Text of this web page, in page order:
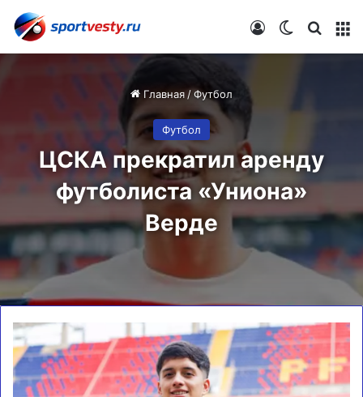
Switch skin
Войти
Главная /Футбол
Футбол
ЦСКА прекратил аренду
футболиста «Униона»
Верде